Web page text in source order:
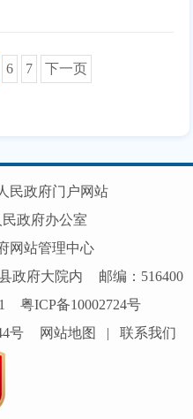
6 7 下一页
民政府门户网站
政府办公室
网站管理中心
政府大院内
邮编：516400
粤ICP备10002724号
号
网站地图 | 联系我们